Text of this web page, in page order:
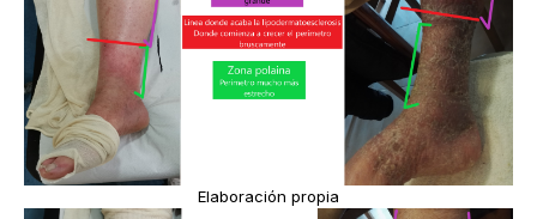
Elaboración propia